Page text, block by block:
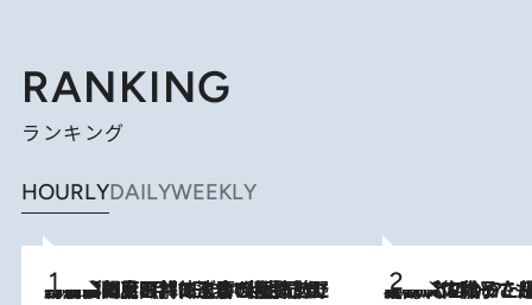
RANKING
ランキング
HOURLYDAILYWEEKLY
2026.8.8
「最後に見られてよかった」上野動物園の東園パンダ舎が解体前に特別公開。8月16日まで延長されたパネル展と共に辿る“半世紀”のパンダ飼育《解体工事の図面あり》 2026.8.5
【阿川佐和子さんの年とる力】なぜ70代で始めた趣味は“こんなに楽しい”のか？ ピアノ、俳句…スランプに陥っても続けられる“ある秘訣”とは